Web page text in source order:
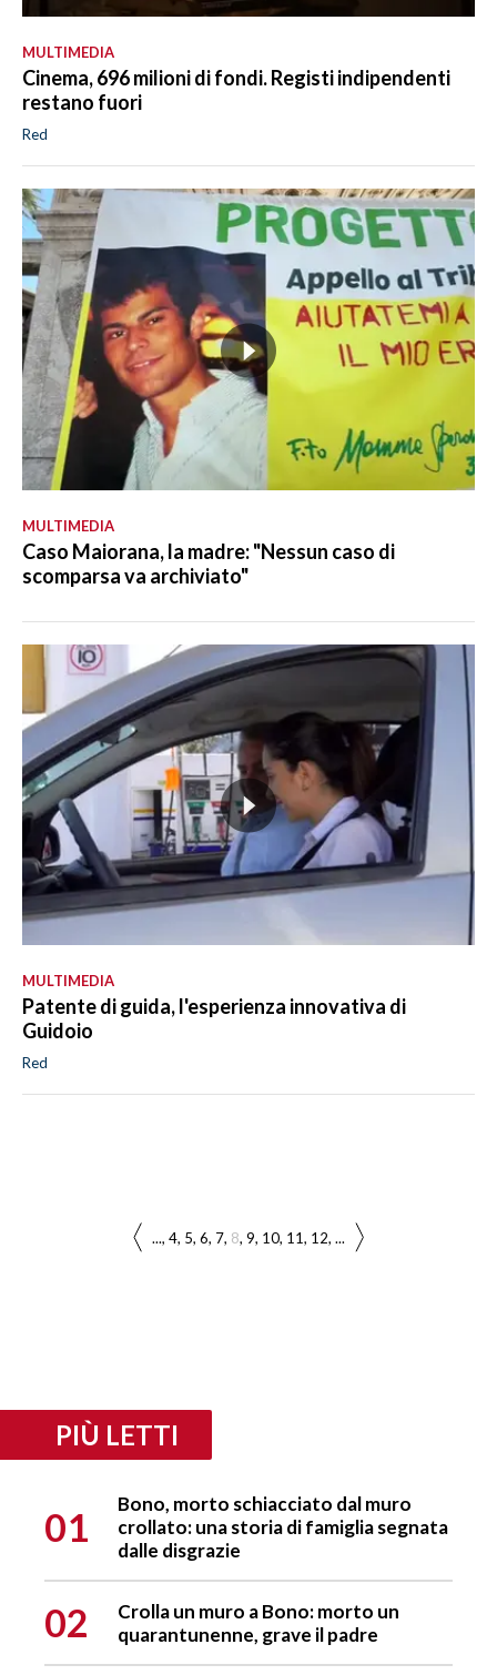
MULTIMEDIA
Cinema, 696 milioni di fondi. Registi indipendenti
restano fuori
Red
MULTIMEDIA
Caso Maiorana, la madre: "Nessun caso di
scomparsa va archiviato"
MULTIMEDIA
Patente di guida, l'esperienza innovativa di
Guidoio
Red
... 4 5 6 7 8 9 10 11 12 ...
PIÙ LETTI
01
Bono, morto schiacciato dal muro
crollato: una storia di famiglia segnata
dalle disgrazie
02
Crolla un muro a Bono: morto un
quarantunenne, grave il padre